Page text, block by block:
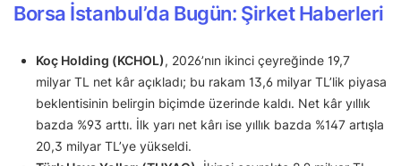
Borsa İstanbul’da Bugün: Şirket Haberleri
Koç Holding (KCHOL), 2026’nın ikinci çeyreğinde 19,7
milyar TL net kâr açıkladı; bu rakam 13,6 milyar TL’lik piyasa
beklentisinin belirgin biçimde üzerinde kaldı. Net kâr yıllık
bazda %93 arttı. İlk yarı net kârı ise yıllık bazda %147 artışla
20,3 milyar TL’ye yükseldi.